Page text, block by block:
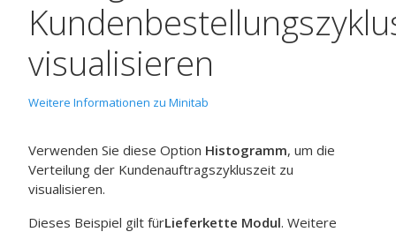
visualisieren
Weitere Informationen zu Minitab
Verwenden Sie diese Option Histogramm, um die
Verteilung der Kundenauftragszykluszeit zu
visualisieren.
Dieses Beispiel gilt fürLieferkette Modul. Weitere